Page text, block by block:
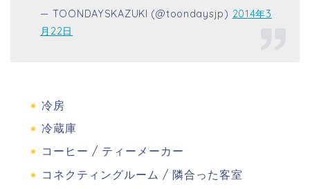
— TOONDAYSKAZUKI (@toondaysjp) 2014年3
月22日
冷房
冷蔵庫
コーヒー / ティーメーカー
コネクティングルーム / 隣合った客室